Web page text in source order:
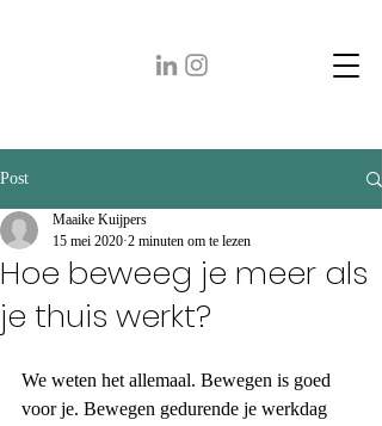
Post
Hoe beweeg je meer als
je thuis werkt?
Maaike Kuijpers
15 mei 2020 2 minuten om te lezen
We weten het allemaal. Bewegen is goed
voor je. Bewegen gedurende je werkdag